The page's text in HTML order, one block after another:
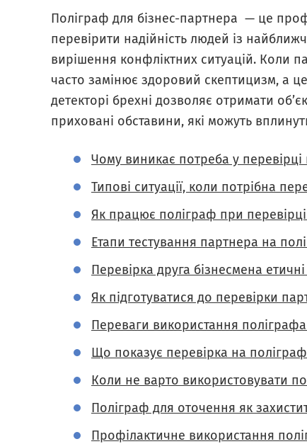
Поліграф для бізнес-партнера — це
перевірити надійність людей із
вирішення конфліктних ситуацій. Коли
часто замінює здоровий скептицизм, а
детекторі брехні дозволяє отримати
приховані обставини, які можуть
Чому виникає потреба у
Типові ситуації, коли потрібна
Як працює поліграф при
Етапи тестування партнера на
Перевірка друга бізнесмена
Як підготуватися до перевірки
Переваги використання
Що показує перевірка на
Коли не варто використовувати
Поліграф для оточення як
Профілактичне використання